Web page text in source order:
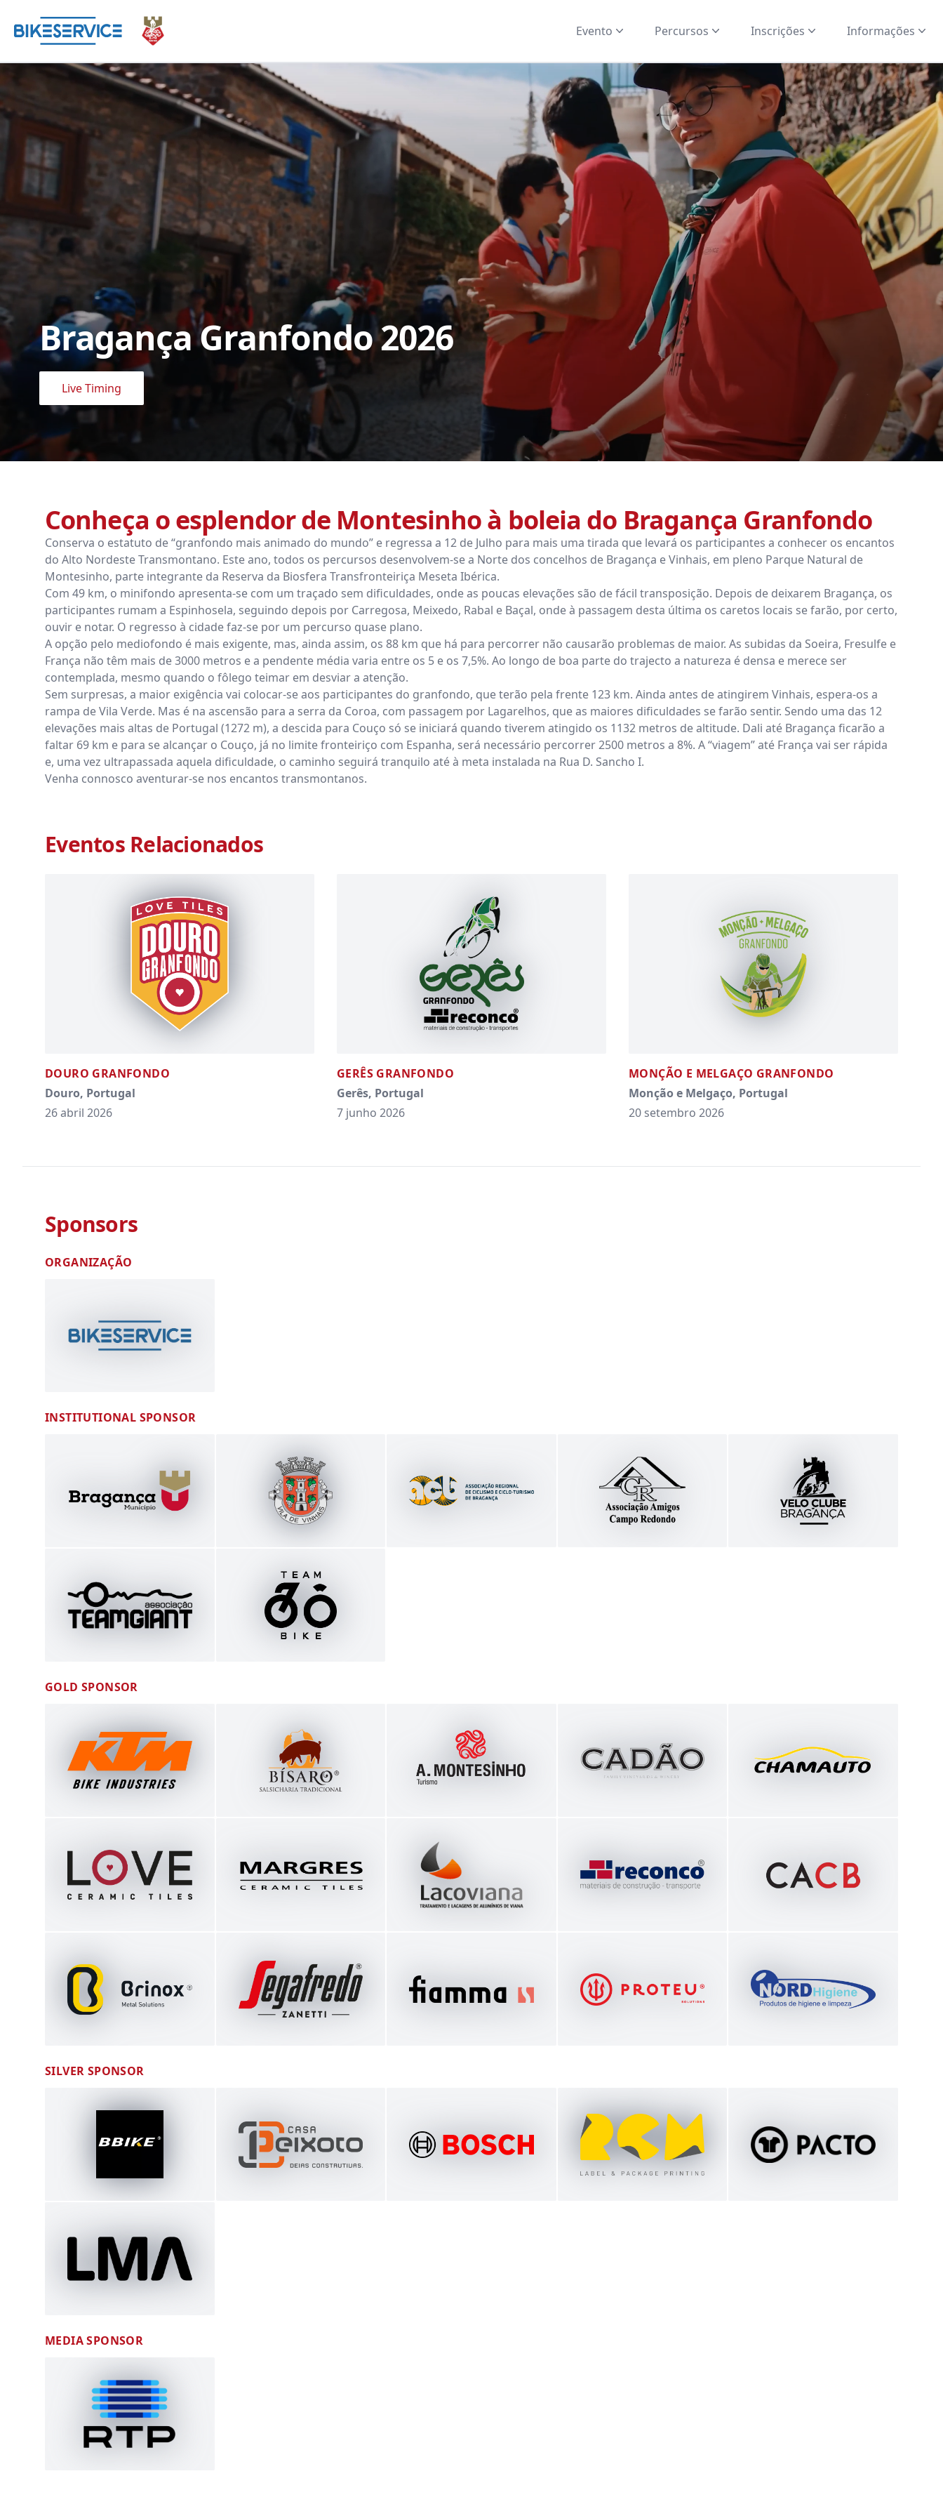
Evento Percursos Inscrições Informações
Bragança Granfondo
Bragança Granfondo 2026
Live Timing
Conheça o esplendor de Montesinho à boleia do Bragança Granfondo
Conserva o estatuto de “granfondo mais animado do mundo” e regressa a 12 de Julho para mais uma tirada que levará os participantes a conhecer os encantos
do Alto Nordeste Transmontano. Este ano, todos os percursos desenvolvem-se a Norte dos concelhos de Bragança e Vinhais, em pleno Parque Natural de
Montesinho, parte integrante da Reserva da Biosfera Transfronteiriça Meseta Ibérica.
Com 49 km, o minifondo apresenta-se com um traçado sem dificuldades, onde as poucas elevações são de fácil transposição. Depois de deixarem Bragança, os
participantes rumam a Espinhosela, seguindo depois por Carregosa, Meixedo, Rabal e Baçal, onde à passagem desta última os caretos locais se farão, por certo,
ouvir e notar. O regresso à cidade faz-se por um percurso quase plano.
A opção pelo mediofondo é mais exigente, mas, ainda assim, os 88 km que há para percorrer não causarão problemas de maior. As subidas da Soeira, Fresulfe e
França não têm mais de 3000 metros e a pendente média varia entre os 5 e os 7,5%. Ao longo de boa parte do trajecto a natureza é densa e merece ser
contemplada, mesmo quando o fôlego teimar em desviar a atenção.
Sem surpresas, a maior exigência vai colocar-se aos participantes do granfondo, que terão pela frente 123 km. Ainda antes de atingirem Vinhais, espera-os a
rampa de Vila Verde. Mas é na ascensão para a serra da Coroa, com passagem por Lagarelhos, que as maiores dificuldades se farão sentir. Sendo uma das 12
elevações mais altas de Portugal (1272 m), a descida para Couço só se iniciará quando tiverem atingido os 1132 metros de altitude. Dali até Bragança ficarão a
faltar 69 km e para se alcançar o Couço, já no limite fronteiriço com Espanha, será necessário percorrer 2500 metros a 8%. A “viagem” até França vai ser rápida
e, uma vez ultrapassada aquela dificuldade, o caminho seguirá tranquilo até à meta instalada na Rua D. Sancho I.
Venha connosco aventurar-se nos encantos transmontanos.
Eventos Relacionados
DOURO GRANFONDO
Douro, Portugal
26 abril 2026
GERÊS GRANFONDO
Gerês, Portugal
7 junho 2026
MONÇÃO E MELGAÇO GRANFONDO
Monção e Melgaço, Portugal
20 setembro 2026
Sponsors
ORGANIZAÇÃO
INSTITUTIONAL SPONSOR
GOLD SPONSOR
SILVER SPONSOR
MEDIA SPONSOR